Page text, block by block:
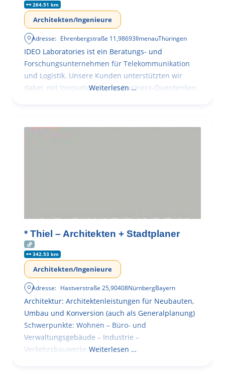
264.51 km
Architekten/Ingenieure
Adresse: Ehrenbergstraße 11,98693IlmenauThüringen
IDEO Laboratories ist ein Beratungs- und
Forschungsunternehmen für Telekommunikation
und Logistik. Unsere Kunden unterstützten wir
dabei, mit Innovationen und Business-Querdenken
Weiterlesen …
* Thiel – Architekten + Stadtplaner
342.53 km
Architekten/Ingenieure
Adresse: Hastverstraße 25,90408NürnbergBayern
Architektur: Architektenleistungen für Neubauten,
Umbau und Konversion (auch als Generalplanung)
Schwerpunkte: Wohnen – Büro- und
Verwaltungsgebäude – Industrie –
Verkehrsbauwerke. Weiterlesen …